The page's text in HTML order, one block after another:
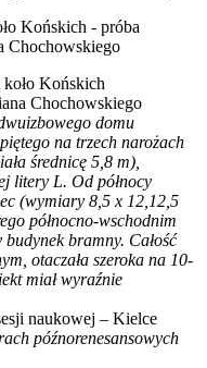
Końskich
Chochowskiego
domu
na trzech narożach
średnicę 5,8 m),
litery L. Od północy
(wymiary 8,5 x 12,12,5
północno-wschodnim
bramny. Całość
otaczała szeroka na 10-
miał wyraźnie
naukowej – Kielce
późnorenesansowych